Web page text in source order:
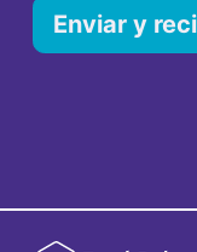
Enviar y